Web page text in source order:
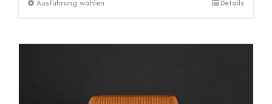
Ausführung wählen
mehrere
Optionen
Details